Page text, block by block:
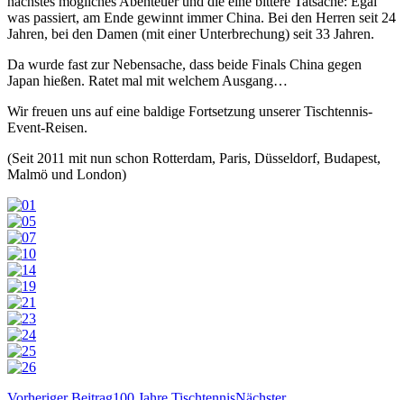
was passiert, am Ende gewinnt immer China. Bei den Herren seit 24
Jahren, bei den Damen (mit einer Unterbrechung) seit 33 Jahren.
Da wurde fast zur Nebensache, dass beide Finals China gegen
Japan hießen. Ratet mal mit welchem Ausgang…
Wir freuen uns auf eine baldige Fortsetzung unserer Tischtennis-
Event-Reisen.
(Seit 2011 mit nun schon Rotterdam, Paris, Düsseldorf, Budapest,
Malmö und London)
Beitrags-